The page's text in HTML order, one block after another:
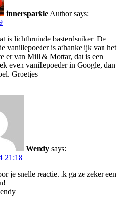
innersparkle Author says:
is lichtbruinde basterdsuiker. De
vanillepoeder is afhankelijk van het
er van Mill & Mortar, dat is een
even vanillepoeder in Google, dan
Groetjes
Wendy says:
21:18
je snelle reactie. ik ga ze zeker een